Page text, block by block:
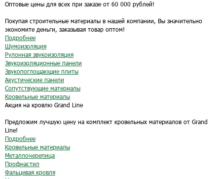
Оптовые цены для всех при заказе от 60 000 рублей!
Покупая строительные материалы в нашей компании, Вы значительно
экономите деньги, заказывая товар оптом!
Подробнее
Шумоизоляция
Рулонная звукоизоляция
Звукоизоляционные панели
Звукопоглощающие плиты
Акустические панели
Сопутствующие материалы
Кровельные материалы
Акция на кровлю Grand Line
Предложим лучшую цену на комплект кровельных материалов от Grand
Line!
Подробнее
Кровельные материалы
Металлочерепица
Профнастил
Фальцевая кровля